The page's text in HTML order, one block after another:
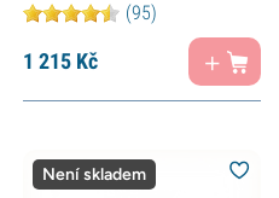
(95)
1 215 Kč
Není skladem